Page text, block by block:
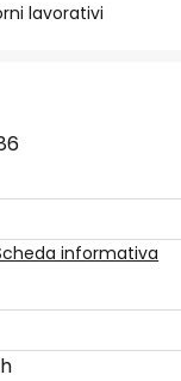
lavorativi
informativa